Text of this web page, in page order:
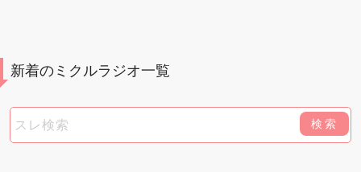
新着のミクルラジオ一覧
検索